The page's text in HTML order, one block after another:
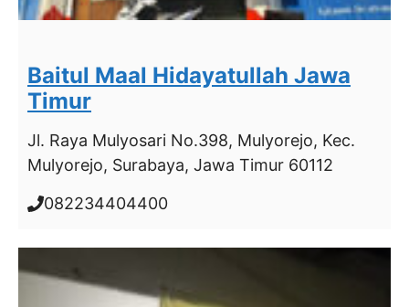
Baitul Maal Hidayatullah Jawa
Timur
Jl. Raya Mulyosari No.398, Mulyorejo, Kec.
Mulyorejo, Surabaya, Jawa Timur 60112
082234404400